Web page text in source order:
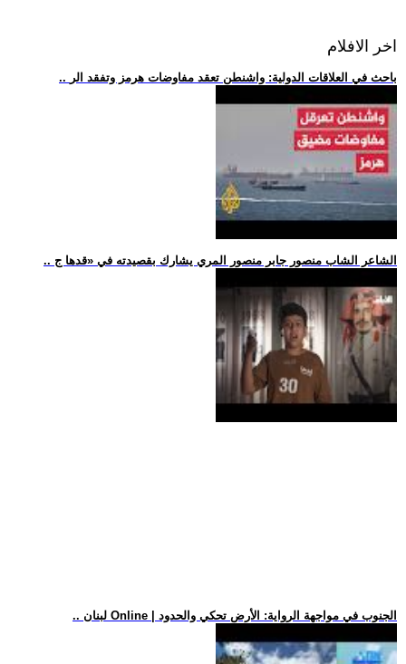
اخر الافلام
.. باحث في العلاقات الدولية: واشنطن تعقد مفاوضات هرمز وتفقد الر
.. الشاعر الشاب منصور جابر منصور المري يشارك بقصيدته في «قدها ج
.. لبنان Online | الجنوب في مواجهة الرواية: الأرض تحكي والحدود